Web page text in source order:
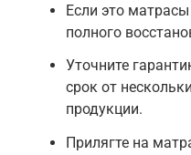
Если это
полного
Уточните
срок от
продукции.
Прилягте на